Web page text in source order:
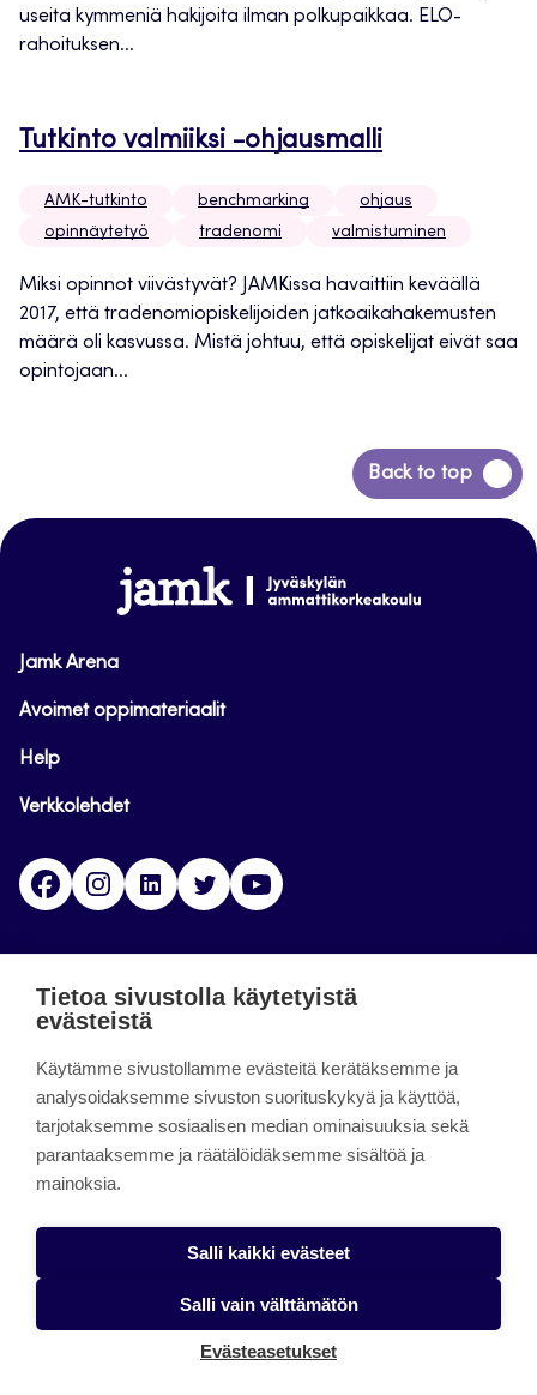
useita kymmeniä hakijoita ilman polkupaikkaa. ELO-
rahoituksen...
Tutkinto valmiiksi -ohjausmalli
AMK-tutkinto benchmarking
ohjaus
opinnäytetyö
tradenomi valmistuminen
Miksi opinnot viivästyvät? JAMKissa havaittiin keväällä
2017, että tradenomiopiskelijoiden jatkoaikahakemusten
määrä oli kasvussa. Mistä johtuu, että opiskelijat eivät saa
opintojaan...
Back to top
Siirry
takaisin
www.jamk.fi
Jamk Arena
Avoimet oppimateriaalit
Help
Verkkolehdet
FacebookInstagramLinkedinTwitter
päättynyt 11.9.2023.
About the site
Käyttöehdot
Saavutettavuusseloste
Alasottoilmoitus
Tietoa sivustolla käytetyistä
evästeistä
Käytämme sivustollamme evästeitä kerätäksemme ja
analysoidaksemme sivuston suorituskykyä ja käyttöä,
tarjotaksemme sosiaalisen median ominaisuuksia sekä
parantaaksemme ja räätälöidäksemme sisältöä ja
mainoksia.
Salli kaikki evästeet
Salli vain välttämätön
Evästeasetukset